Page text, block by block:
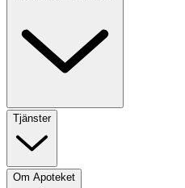
Tjänster
Om Apoteket